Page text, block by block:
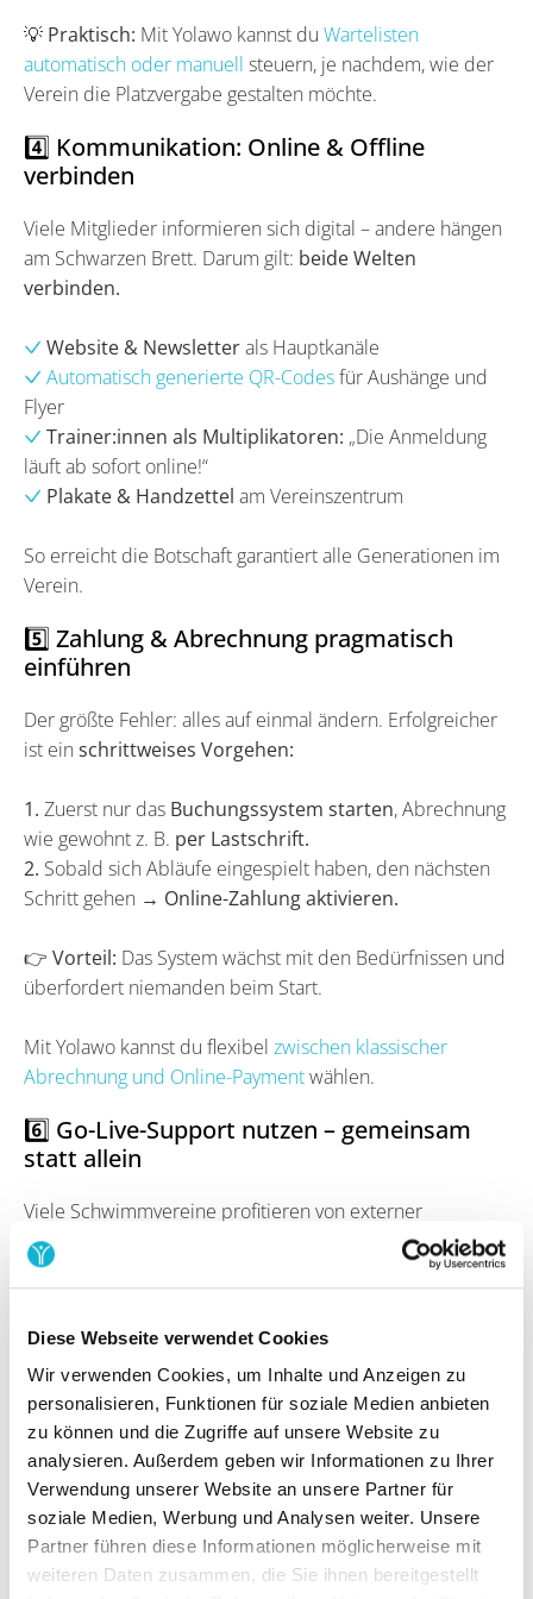
Diese Webseite verwendet Cookies
Wir verwenden Cookies, um Inhalte und Anzeigen zu
personalisieren, Funktionen für soziale Medien anbieten
zu können und die Zugriffe auf unsere Website zu
analysieren. Außerdem geben wir Informationen zu Ihrer
Verwendung unserer Website an unsere Partner für
soziale Medien, Werbung und Analysen weiter. Unsere
Partner führen diese Informationen möglicherweise mit
weiteren Daten zusammen, die Sie ihnen bereitgestellt
💡 Praktisch: Mit Yolawo kannst du Wartelisten
automatisch oder manuell steuern, je nachdem, wie der
Verein die Platzvergabe gestalten möchte.
4️⃣ Kommunikation: Online & Offline
verbinden
Viele Mitglieder informieren sich digital – andere hängen
am Schwarzen Brett. Darum gilt: beide Welten
verbinden.
Website & Newsletterals Hauptkanäle
Automatisch generierte QR-Codesfür Aushänge und
Flyer
Trainer:innen als Multiplikatoren: „Die Anmeldung
läuft ab sofort online!“
Plakate & Handzettel am Vereinszentrum
So erreicht die Botschaft garantiert alle Generationen im
Verein.
5️⃣ Zahlung & Abrechnung pragmatisch
einführen
Der größte Fehler: alles auf einmal ändern. Erfolgreicher
ist ein schrittweises Vorgehen:
1. Zuerst nur das Buchungssystem starten, Abrechnung
wie gewohnt z. B. per Lastschrift.
2. Sobald sich Abläufe eingespielt haben, den nächsten
Schritt gehen → Online-Zahlung aktivieren.
👉 Vorteil: Das System wächst mit den Bedürfnissen und
überfordert niemanden beim Start.
Mit Yolawo kannst du flexibel zwischen klassischer
Abrechnung und Online-Paymentwählen.
6️⃣ Go-Live-Support nutzen – gemeinsam
statt allein
Viele Schwimmvereine profitieren von externer
Begleitung bei der Einführung:
Vorlagen für Kommunikation & Aushänge
Erfahrungswerte ausüber 1.600 Vereinen
Yolawo Go-Live-Support-Paket sorgt dafür, dass
Stolpersteine gar nicht erst entstehen – und deine
Abteilung vom ersten Tag an reibungslos läuft.
Ergebnis: Mehr Übersicht,